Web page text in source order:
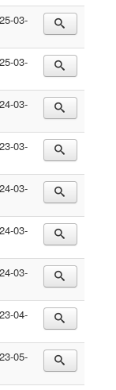
03-
03-
03-
03-
03-
03-
03-
04-
05-